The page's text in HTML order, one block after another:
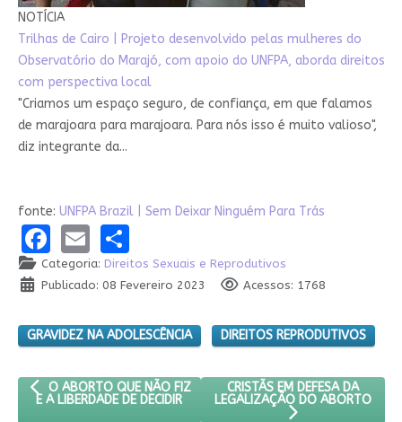
NOTÍCIA
Trilhas de Cairo | Projeto desenvolvido pelas mulheres do
Observatório do Marajó, com apoio do UNFPA, aborda direitos
com perspectiva local
"Criamos um espaço seguro, de confiança, em que falamos
de marajoara para marajoara. Para nós isso é muito valioso",
diz integrante da...
fonte: UNFPA Brazil | Sem Deixar Ninguém Para Trás
Facebook
EmailShare
Categoria: Direitos Sexuais e Reprodutivos
Publicado: 08 Fevereiro 2023
Acessos: 1768
GRAVIDEZ NA ADOLESCÊNCIA DIREITOS REPRODUTIVOS
ARTIGO ANTERIOR: O ABORTO QUE NÃO FIZ E A LIBERDADE DE
O ABORTO QUE NÃO FIZ
E A LIBERDADE DE DECIDIR
PRÓXIMO ARTIGO: CRISTÃS
CRISTÃS EM DEFESA DA
LEGALIZAÇÃO DO ABORTO